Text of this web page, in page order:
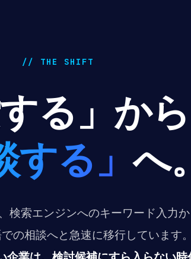
// THE SHIFT
する」か
する」へ
検索エンジンへのキーワード入力
の相談へと急速に移行しています